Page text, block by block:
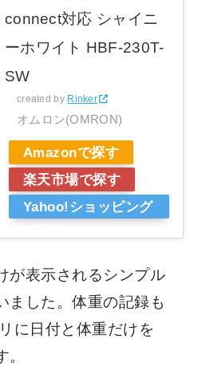
connect対応 シャイニ
ーホワイト HBF-230T-
SW
created by Rinker
オムロン(OMRON)
Amazonで探す
楽天市場で探す
Yahoo!ショッピング
が表示されるシンプル
ました。体重の記録も
に日付と体重だけを